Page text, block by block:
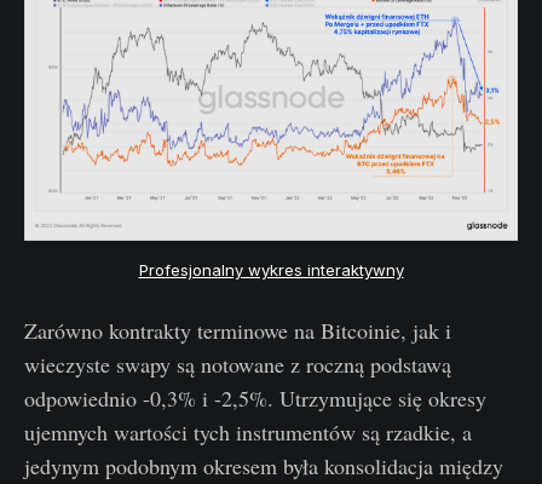
Profesjonalny wykres interaktywny
Zarówno kontrakty terminowe na Bitcoinie, jak i
wieczyste swapy są notowane z roczną podstawą
odpowiednio -0,3% i -2,5%. Utrzymujące się okresy
ujemnych wartości tych instrumentów są rzadkie, a
jedynym podobnym okresem była konsolidacja między